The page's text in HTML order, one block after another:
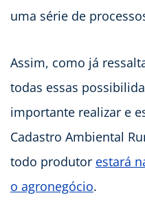
uma série de
Assim, como já
todas essas
importante realizar e
Cadastro Ambiental
todo produtor estará
o agronegócio.